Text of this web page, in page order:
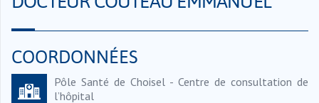
COORDONNÉES
Pôle Santé de Choisel - Centre de consultation de
l’hôpital